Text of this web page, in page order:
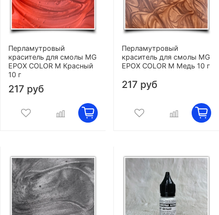
Перламутровый
краситель для смолы MG
EPOX COLOR M Красный
10 г
217 руб
Перламутровый
краситель для смолы MG
EPOX COLOR M Медь 10 г
217 руб